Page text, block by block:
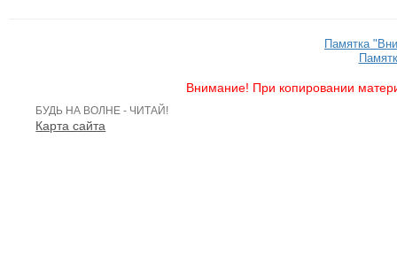
Памятка
Внимание! При копировании
БУДЬ НА ВОЛНЕ - ЧИТАЙ!
Карта сайта